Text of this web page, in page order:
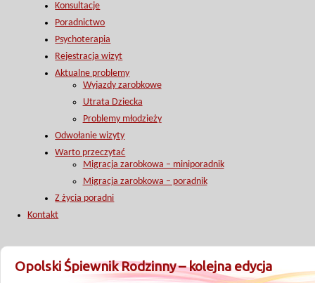
Konsultacje
Poradnictwo
Psychoterapia
Rejestracja wizyt
Aktualne problemy
Wyjazdy zarobkowe
Utrata Dziecka
Problemy młodzieży
Odwołanie wizyty
Warto przeczytać
Migracja zarobkowa – miniporadnik
Migracja zarobkowa – poradnik
Z życia poradni
Kontakt
Opolski Śpiewnik Rodzinny – kolejna edycja